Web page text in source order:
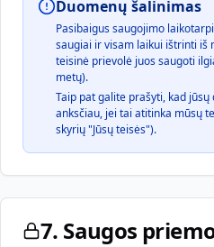
Duomenų šalinimas
Pasibaigus saugojimo
saugiai ir visam laikui ištrinti iš
teisinė prievolė juos saugoti
metų).
Taip pat galite prašyti, kad
anksčiau, jei tai atitinka mūsų
skyrių "Jūsų teisės").
7. Saugos